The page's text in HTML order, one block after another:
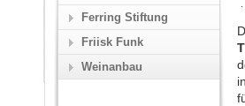
Ferring Stiftung
Friisk Funk
Weinanbau